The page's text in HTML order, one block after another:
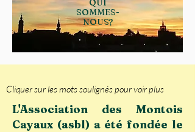
QUI
SOMMES-
NOUS?
Cliquer sur les mots soulignés pour voir plus
L'Association des Montois
Cayaux (asbl) a été fondée le